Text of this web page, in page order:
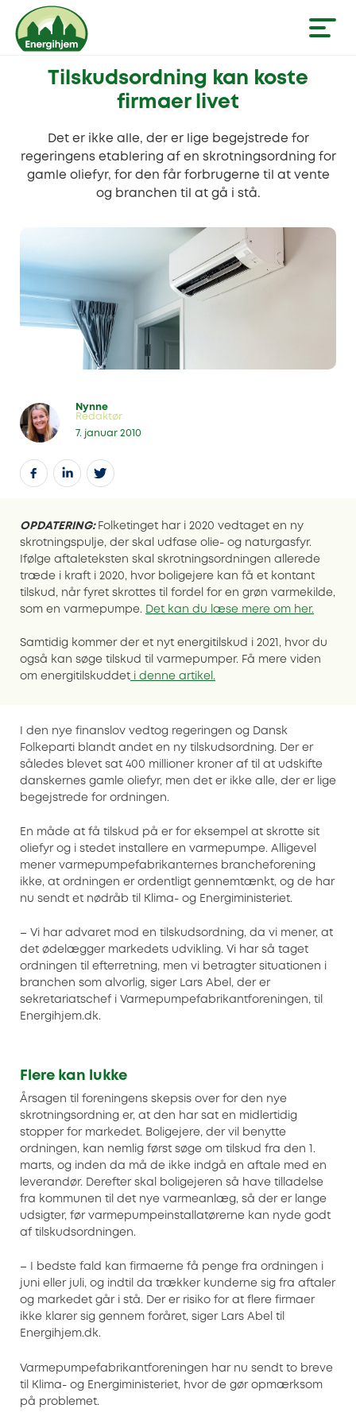
Tilskudsordning kan koste
firmaer livet
Det er ikke alle, der er lige begejstrede for
regeringens etablering af en skrotningsordning for
gamle oliefyr, for den får forbrugerne til at vente
og branchen til at gå i stå.
Nynne
Redaktør
7. januar 2010
OPDATERING: Folketinget har i 2020 vedtaget en ny
skrotningspulje, der skal udfase olie- og naturgasfyr.
Ifølge aftaleteksten skal skrotningsordningen allerede
træde i kraft i 2020, hvor boligejere kan få et kontant
tilskud, når fyret skrottes til fordel for en grøn varmekilde,
som en varmepumpe.
Det kan du læse mere om her.
Samtidig kommer der et nyt energitilskud i 2021, hvor du
også kan søge tilskud til varmepumper. Få mere viden
om energitilskuddet i denne artikel.
I den nye finanslov vedtog regeringen og Dansk
Folkeparti blandt andet en ny tilskudsordning. Der er
således blevet sat 400 millioner kroner af til at udskifte
danskernes gamle oliefyr, men det er ikke alle, der er lige
begejstrede for ordningen.
En måde at få tilskud på er for eksempel at skrotte sit
oliefyr og i stedet installere en varmepumpe. Alligevel
mener varmepumpefabrikanternes brancheforening
ikke, at ordningen er ordentligt gennemtænkt, og de har
nu sendt et nødråb til Klima- og Energiministeriet.
– Vi har advaret mod en tilskudsordning, da vi mener, at
det ødelægger markedets udvikling. Vi har så taget
ordningen til efterretning, men vi betragter situationen i
branchen som alvorlig, siger Lars Abel, der er
sekretariatschef i Varmepumpefabrikantforeningen, til
Energihjem.dk.
Flere kan lukke
Årsagen til foreningens skepsis over for den nye
skrotningsordning er, at den har sat en midlertidig
stopper for markedet. Boligejere, der vil benytte
ordningen, kan nemlig først søge om tilskud fra den 1.
marts, og inden da må de ikke indgå en aftale med en
leverandør. Derefter skal boligejeren så have tilladelse
fra kommunen til det nye varmeanlæg, så der er lange
udsigter, før varmepumpeinstallatørerne kan nyde godt
af tilskudsordningen.
– I bedste fald kan firmaerne få penge fra ordningen i
juni eller juli, og indtil da trækker kunderne sig fra aftaler
og markedet går i stå. Der er risiko for at flere firmaer
ikke klarer sig gennem foråret, siger Lars Abel til
Energihjem.dk.
Varmepumpefabrikantforeningen har nu sendt to breve
til Klima- og Energiministeriet, hvor de gør opmærksom
på problemet.